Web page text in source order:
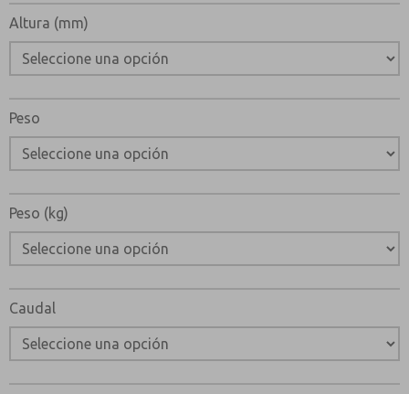
Altura (mm)
Peso
Peso (kg)
Caudal